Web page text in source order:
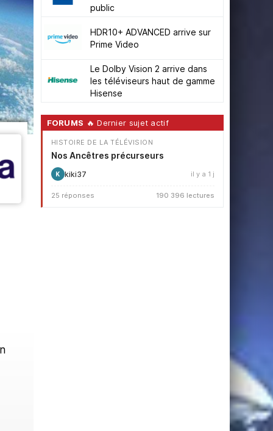
public
HDR10+ ADVANCED arrive sur
Prime Video
Le Dolby Vision 2 arrive dans
les téléviseurs haut de gamme
Hisense
FORUMS 🔥 Dernier sujet actif
HISTOIRE DE LA TÉLÉVISION
Nos Ancêtres précurseurs
K kiki37 il y a 1 j
25 réponses 190 396 lectures